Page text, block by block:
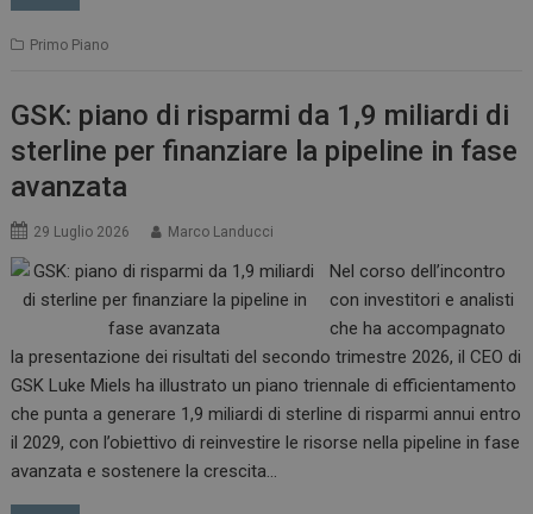
Primo Piano
GSK: piano di risparmi da 1,9 miliardi di
sterline per finanziare la pipeline in fase
avanzata
29 Luglio 2026 Marco Landucci
Nel corso dell’incontro
con investitori e analisti
che ha accompagnato
la presentazione dei risultati del secondo trimestre 2026, il CEO di
GSK Luke Miels ha illustrato un piano triennale di efficientamento
che punta a generare 1,9 miliardi di sterline di risparmi annui entro
il 2029, con l’obiettivo di reinvestire le risorse nella pipeline in fase
avanzata e sostenere la crescita…